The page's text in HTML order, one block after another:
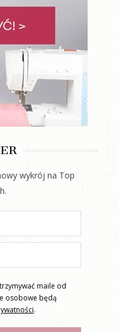
wykrój na Top
maile od
osobowe będą
.